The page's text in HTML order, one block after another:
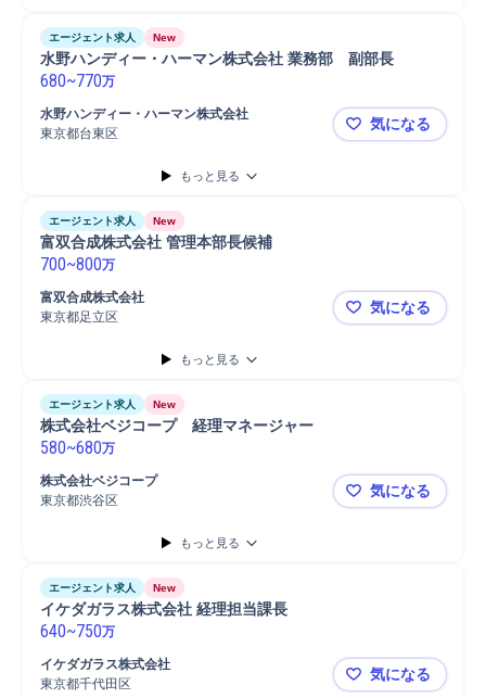
エージェント求人 New
水野ハンディー・ハーマン株式会社 業務部　副部長
680~770万
水野ハンディー・ハーマン株式会社
東京都台東区
水野ハンデ
気になる
もっと見る
エージェント求人 New
富双合成株式会社 管理本部長候補
700~800万
富双合成株式会社
東京都足立区
富双合成株
気になる
もっと見る
エージェント求人 New
株式会社ベジコープ　経理マネージャー
580~680万
株式会社ベジコープ
東京都渋谷区
株式会社ベ
気になる
もっと見る
エージェント求人 New
イケダガラス株式会社 経理担当課長
640~750万
イケダガラス株式会社
東京都千代田区
イケダガラ
気になる